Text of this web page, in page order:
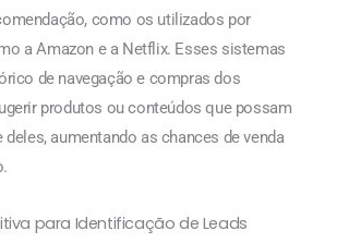
como os utilizados por
a Amazon e a Netflix. Esses sistemas
de navegação e compras dos
produtos ou conteúdos que possam
deles, aumentando as chances de venda
para Identificação de Leads